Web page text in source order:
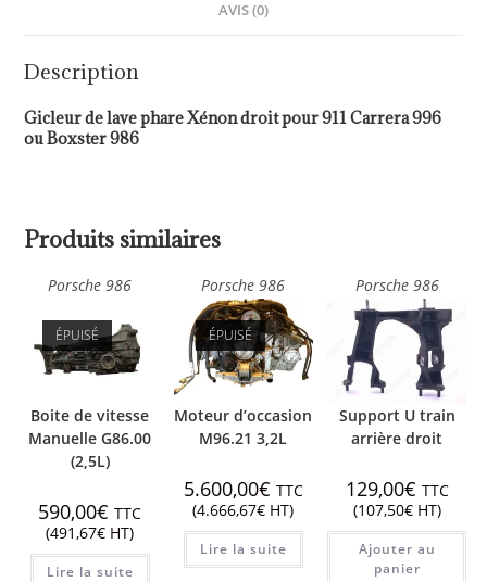
AVIS (0)
Description
Gicleur de lave phare Xénon droit pour 911 Carrera 996
ou Boxster 986
Produits similaires
Porsche 986
ÉPUISÉ
Boite de vitesse
Manuelle G86.00
(2,5L)
590,00€ TTC
(491,67€ HT)
Lire la suite
Porsche 986
ÉPUISÉ
Moteur d’occasion
M96.21 3,2L
5.600,00€ TTC
(4.666,67€ HT)
Lire la suite
Porsche 986
Support U train
arrière droit
129,00€ TTC
(107,50€HT)
Ajouter au
panier